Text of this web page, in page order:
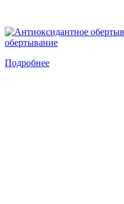
обертывание
Подробнее